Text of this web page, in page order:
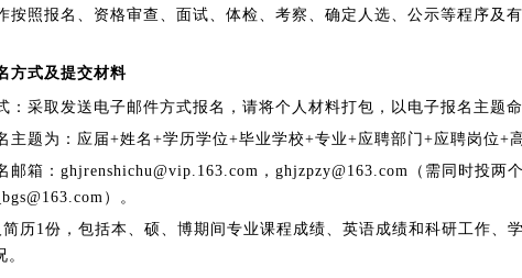
按照报名、资格审查、面试、体检、考察、确定人选、公示等程序及
方式及提交材料
：采取发送电子邮件方式报名，请将个人材料打包，以电子报名主题命
主题为：应届+姓名+学历学位+毕业学校+专业+应聘部门+应聘岗位+
邮箱：ghjrenshichu@vip.163.com，ghjzpzy@163.com（需同时投两
）。
简历1份，包括本、硕、博期间专业课程成绩、英语成绩和科研工作、